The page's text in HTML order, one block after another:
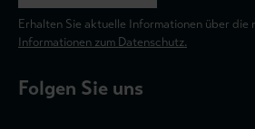
Erhalten Sie aktuelle Informationen über die
Informationen zum Datenschutz.
Folgen Sie uns